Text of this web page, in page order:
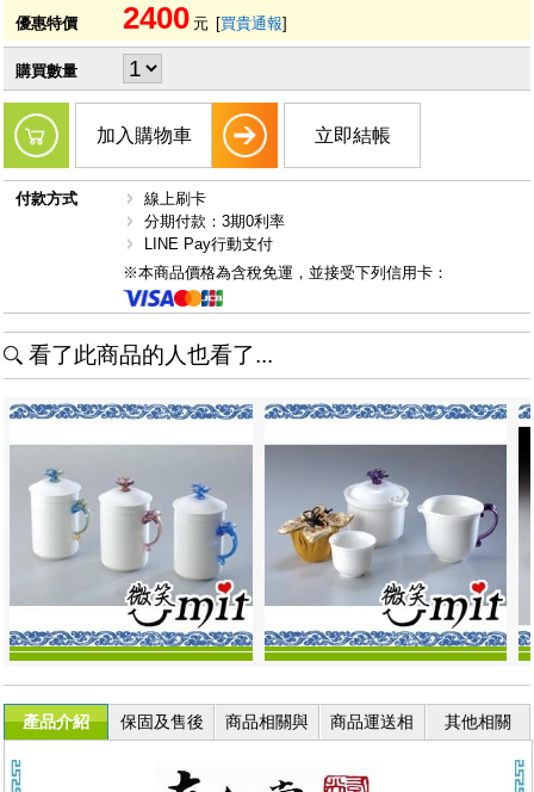
優惠特價 2400 元 [買貴通報]
購買數量
加入購物車 立即結帳
付款方式
線上刷卡
分期付款：3期0利率
LINE Pay行動支付
※本商品價格為含稅免運，並接受下列信用卡：
看了此商品的人也看了...
產品介紹
保固及售後
商品相關與
商品運送相
其他相關